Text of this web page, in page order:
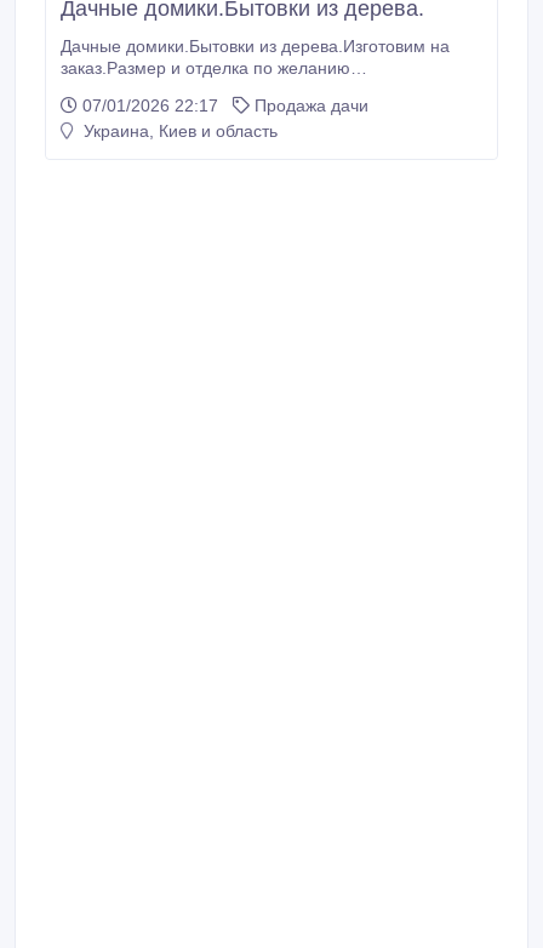
Дачные домики.Бытовки из дерева.
Дачные домики.Бытовки из дерева.Изготовим на
заказ.Размер и отделка по желанию
рассмотрим Ваш.Цена от 3000грн. за м/кв.
Консультация специалиста Договор, гарантия.
07/01/2026 22:17
Продажа дачи
Украина, Киев и область